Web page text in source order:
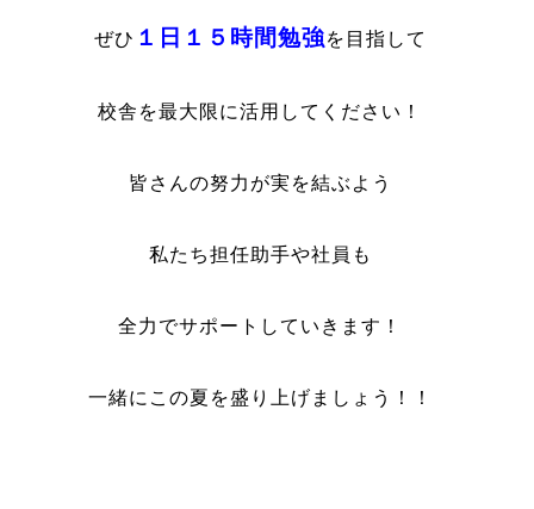
ぜひ １日１５時間勉強を目指して
校舎を最大限に活用してください！
皆さんの努力が実を結ぶよう
私たち担任助手や社員も
全力でサポートしていきます！
一緒にこの夏を盛り上げましょう！！